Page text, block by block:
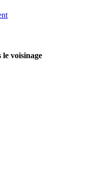
voisinage